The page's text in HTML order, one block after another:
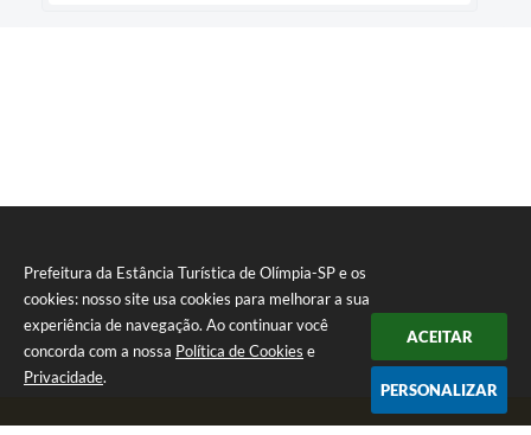
Prefeitura da Estância Turística de Olímpia-SP e os
cookies: nosso site usa cookies para melhorar a sua
experiência de navegação. Ao continuar você
concorda com a nossa Política de Cookies e
Privacidade.
ACEITAR
PERSONALIZAR